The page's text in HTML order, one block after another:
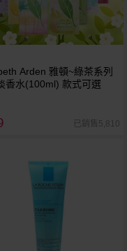
Arden 雅頓~綠茶系列
香水(100ml) 款式可選
已銷售5,810